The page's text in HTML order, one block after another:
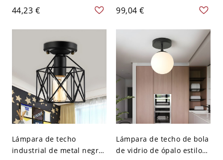
Metálica Minimalista para
Salón - Negro 110 A 120 V
44,23 €
Techo Simple de Redondo
para Cuarto - Negro 110 A
120 V 22,86 cm Blanco
99,04 €
Lámpara de techo
industrial de metal negro
Lámpara de techo de bola
de vidrio de ópalo estilo